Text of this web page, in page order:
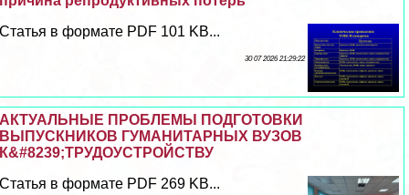
Статья в формате PDF 101 KB...
30 07 2026 21:29:22
АКТУАЛЬНЫЕ ПРОБЛЕМЫ ПОДГОТОВКИ
ВЫПУСКНИКОВ ГУМАНИТАРНЫХ ВУЗОВ
К&#8239;ТРУДОУСТРОЙСТВУ
Статья в формате PDF 269 KB...